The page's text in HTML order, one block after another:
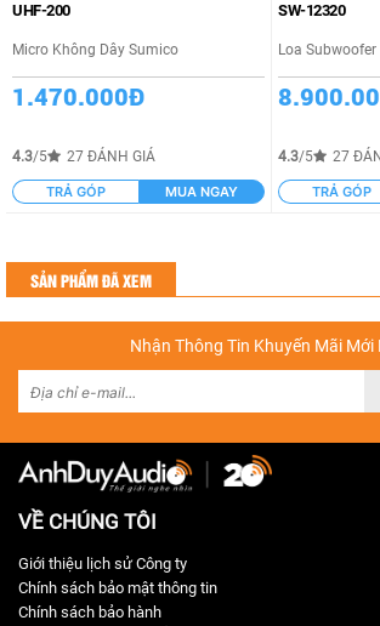
UHF-200
Micro Không Dây Sumico
1.470.000Đ
4.3/5 27 ĐÁNH GIÁ
TRẢ GÓP MUA NGAY
SW-12320
Loa
4.3/5 27
TRẢ GÓP
SẢN PHẨM ĐÃ XEM
Nhận Thông Tin Khuyến Mãi Mới
VỀ CHÚNG TÔI
Giới thiệu lịch sử Công ty
Chính sách bảo mật thông tin
Chính sách bảo hành